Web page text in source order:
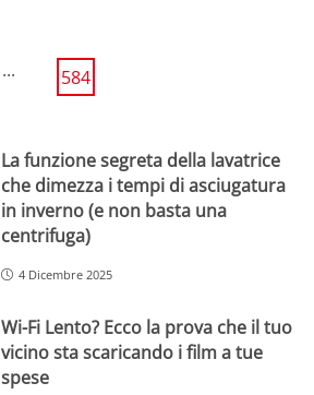
... 584
La funzione segreta della lavatrice
che dimezza i tempi di asciugatura
in inverno (e non basta una
centrifuga)
4 Dicembre 2025
Wi-Fi Lento? Ecco la prova che il tuo
vicino sta scaricando i film a tue
spese